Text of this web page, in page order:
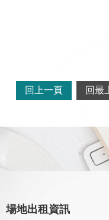
回上一頁 回最
場地出租資訊